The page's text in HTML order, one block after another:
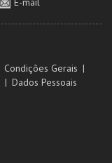
Condições Gerais
Dados Pessoais